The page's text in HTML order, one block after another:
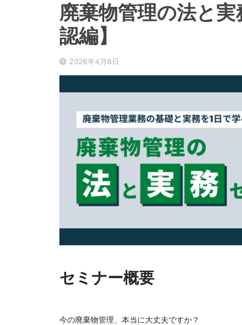
廃棄物管理の法と
認編】
2026年4月8日
セミナー概要
今の廃棄物管理、本当に大丈夫ですか？